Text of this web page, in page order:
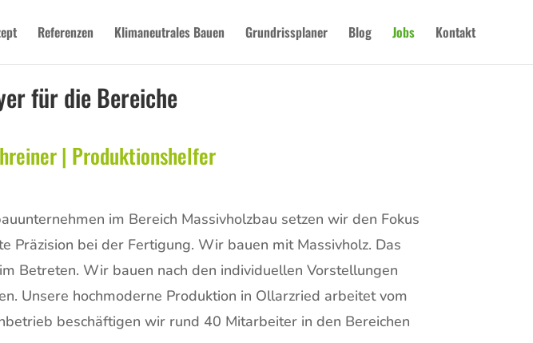
Referenzen Klimaneutrales Bauen Grundrissplaner Blog Jobs Kontakt
für die Bereiche
| Produktionshelfer
im Bereich Massivholzbau setzen wir den Fokus
Präzision bei der Fertigung. Wir bauen mit Massivholz. Das
Betreten. Wir bauen nach den individuellen Vorstellungen
Unsere hochmoderne Produktion in Ollarzried arbeitet vom
beschäftigen wir rund 40 Mitarbeiter in den Bereichen